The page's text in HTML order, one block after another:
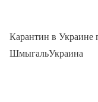
Карантин в Украине
ШмыгальУкраина